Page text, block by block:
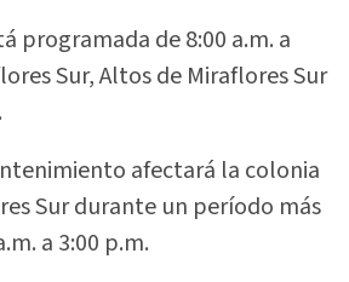
programada de 8:00 a.m. a
Sur, Altos de Miraflores Sur
afectará la colonia
Sur durante un período más
a 3:00 p.m.